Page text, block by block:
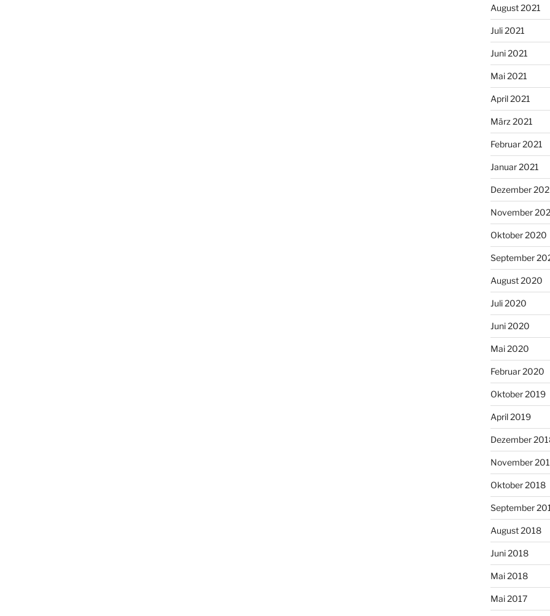
August 2021
Juli 2021
Juni 2021
Mai 2021
April 2021
März 2021
Februar 2021
Januar 2021
Dezember
November
Oktober 2020
September
August 2020
Juli 2020
Juni 2020
Mai 2020
Februar 2020
Oktober 2019
April 2019
Dezember
November
Oktober 2018
September
August 2018
Juni 2018
Mai 2018
Mai 2017